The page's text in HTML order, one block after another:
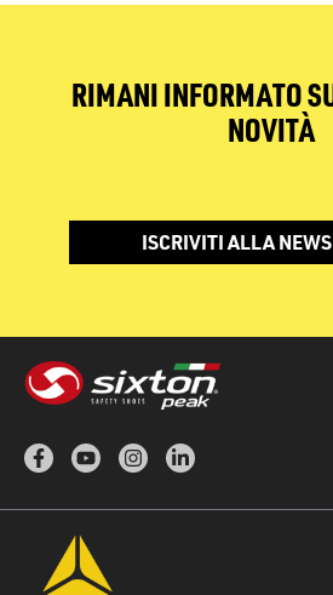
RIMANI INFORMATO
NOVITÀ
ISCRIVITI ALLA